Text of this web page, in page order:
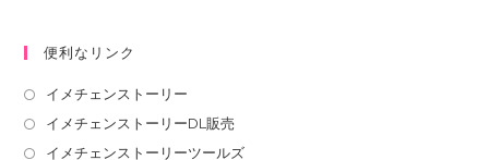
便利なリンク
イメチェンストーリー
イメチェンストーリーDL販売
イメチェンストーリーツールズ